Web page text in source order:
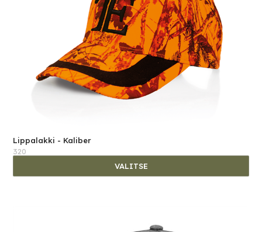
Lippalakki - Kaliber
320
VALITSE